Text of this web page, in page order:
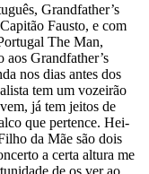
Grandfather’s
Fausto, e com
The Man,
Grandfather’s
nos dias antes dos
tem um vozeirão
já tem jeitos de
que pertence. Hei-
da Mãe são dois
a certa altura me
de os ver ao